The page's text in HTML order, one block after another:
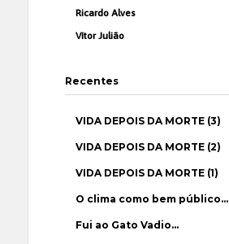
Ricardo Alves
Vítor Julião
Recentes
VIDA DEPOIS DA MORTE (3)
VIDA DEPOIS DA MORTE (2)
VIDA DEPOIS DA MORTE (1)
O clima como bem público…
Fui ao Gato Vadio…